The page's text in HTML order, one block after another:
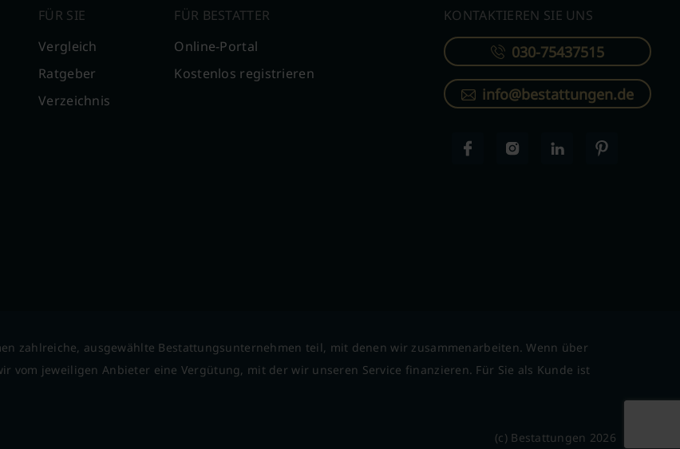
FÜR SIE
Vergleich
Ratgeber
Verzeichnis
FÜR BESTATTER
Online-Portal
Kostenlos registrieren
KONTAKTIEREN SIE UNS
030-75437515
info@bestattungen.de
zahlreiche, ausgewählte Bestattungsunternehmen teil, mit denen wir zusammenarbeiten. Wenn über
vom jeweiligen Anbieter eine Vergütung, mit der wir unseren Service finanzieren. Für Sie als Kunde ist
(c) Bestattungen 2026